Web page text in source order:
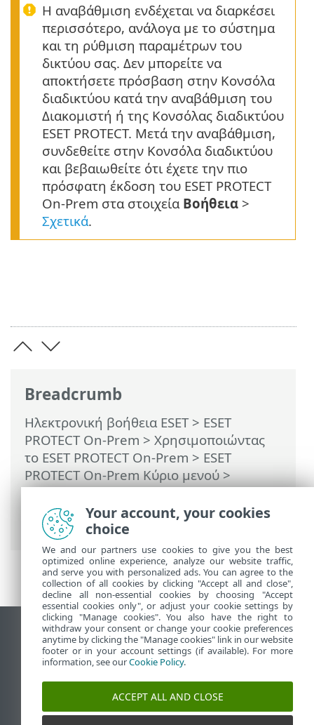
Breadcrumb
Ηλεκτρονική βοήθεια ESET> ESET
PROTECT On-Prem > Χρησιμοποιώντας
το ESET PROTECT On-Prem > ESET
PROTECT On-Prem Κύριο μενού>
Εργασίες>Εργασίες υπολογιστή-πελάτη
> Αναβάθμιση στοιχείων του ESET
PROTECT
Η αναβάθμιση ενδέχεται να διαρκέσει
περισσότερο, ανάλογα με το σύστημα
και τη ρύθμιση παραμέτρων του
δικτύου σας. Δεν μπορείτε να
αποκτήσετε πρόσβαση στην Κονσόλα
διαδικτύου κατά την αναβάθμιση του
Διακομιστή ή της Κονσόλας διαδικτύου
ESET PROTECT. Μετά την αναβάθμιση,
συνδεθείτε στην Κονσόλα διαδικτύου
και βεβαιωθείτε ότι έχετε την πιο
πρόσφατη έκδοση του ESET PROTECT
On-Prem στα στοιχεία Βοήθεια >
Σχετικά.
Προβολή ιστότοπου επιφάνειας εργασίας
End of Life
Γνωσιακή βάση ESET
Ομάδα συζήτησης ESET
ESET Status Portal
Your account, your cookies
choice
We and our partners use cookies to give you the best
optimized online experience, analyze our website traffic,
and serve you with personalized ads. You can agree to the
collection of all cookies by clicking "Accept all and close",
decline all non-essential cookies by choosing "Accept
essential cookies only", or adjust your cookie settings by
clicking "Manage cookies". You also have the right to
withdraw your consent or change your cookie preferences
anytime by clicking the "Manage cookies" link in our website
footer or in your account settings (if available). For more
information, see ourCookie Policy.
ACCEPT ALL AND CLOSE